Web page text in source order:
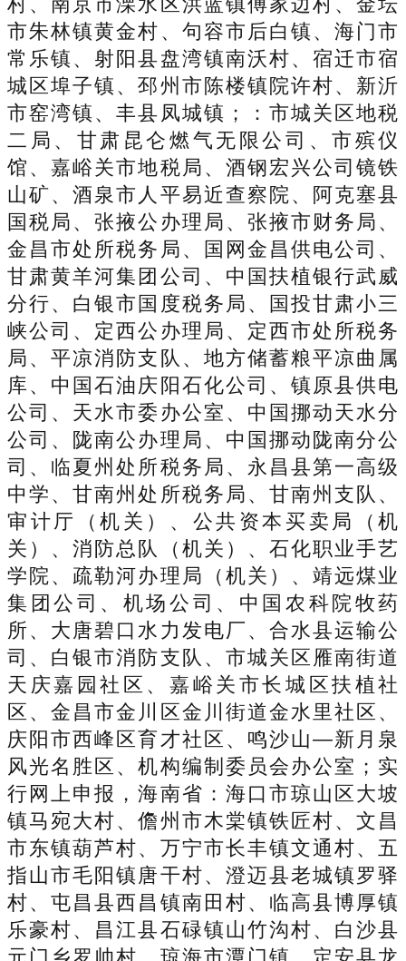
市朱林镇黄金村、句容市后白镇、海门市
常乐镇、射阳县盘湾镇南沃村、宿迁市宿
城区埠子镇、邳州市陈楼镇院许村、新沂
市窑湾镇、丰县凤城镇；：市城关区地税
二局、甘肃昆仑燃气无限公司、市殡仪
馆、嘉峪关市地税局、酒钢宏兴公司镜铁
山矿、酒泉市人平易近查察院、阿克塞县
国税局、张掖公办理局、张掖市财务局、
金昌市处所税务局、国网金昌供电公司、
甘肃黄羊河集团公司、中国扶植银行武威
分行、白银市国度税务局、国投甘肃小三
峡公司、定西公办理局、定西市处所税务
局、平凉消防支队、地方储蓄粮平凉曲属
库、中国石油庆阳石化公司、镇原县供电
公司、天水市委办公室、中国挪动天水分
公司、陇南公办理局、中国挪动陇南分公
司、临夏州处所税务局、永昌县第一高级
中学、甘南州处所税务局、甘南州支队、
审计厅（机关）、公共资本买卖局（机
关）、消防总队（机关）、石化职业手艺
学院、疏勒河办理局（机关）、靖远煤业
集团公司、机场公司、中国农科院牧药
所、大唐碧口水力发电厂、合水县运输公
司、白银市消防支队、市城关区雁南街道
天庆嘉园社区、嘉峪关市长城区扶植社
区、金昌市金川区金川街道金水里社区、
庆阳市西峰区育才社区、鸣沙山—新月泉
风光名胜区、机构编制委员会办公室；实
行网上申报，海南省：海口市琼山区大坡
镇马宛大村、儋州市木棠镇铁匠村、文昌
市东镇葫芦村、万宁市长丰镇文通村、五
指山市毛阳镇唐干村、澄迈县老城镇罗驿
村、屯昌县西昌镇南田村、临高县博厚镇
乐豪村、昌江县石碌镇山竹沟村、白沙县